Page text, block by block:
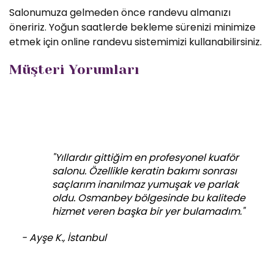
Salonumuza gelmeden önce randevu almanızı
öneririz. Yoğun saatlerde bekleme sürenizi minimize
etmek için online randevu sistemimizi kullanabilirsiniz.
Müşteri Yorumları
"Yıllardır gittiğim en profesyonel kuaför
salonu. Özellikle keratin bakımı sonrası
saçlarım inanılmaz yumuşak ve parlak
oldu. Osmanbey bölgesinde bu kalitede
hizmet veren başka bir yer bulamadım."
- Ayşe K., İstanbul